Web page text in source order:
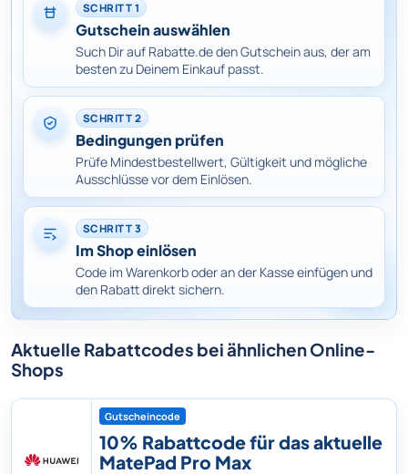
SCHRITT 1
Gutschein auswählen
Such Dir auf Rabatte.de den Gutschein aus, der am
besten zu Deinem Einkauf passt.
SCHRITT 2
Bedingungen prüfen
Prüfe Mindestbestellwert, Gültigkeit und mögliche
Ausschlüsse vor dem Einlösen.
SCHRITT 3
Im Shop einlösen
Code im Warenkorb oder an der Kasse einfügen und
den Rabatt direkt sichern.
Aktuelle Rabattcodes bei ähnlichen Online-
Shops
Gutscheincode
10% Rabattcode für das aktuelle
MatePad Pro Max